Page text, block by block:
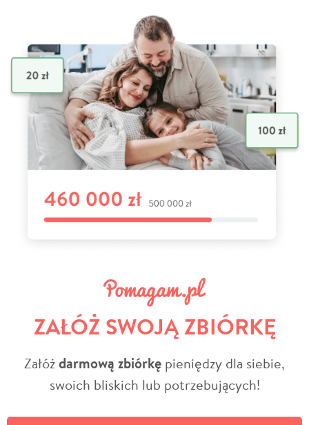
ZAŁÓŻ SWOJĄ ZBIÓRKĘ
Załóżdarmową zbiórkę pieniędzy dla siebie,
swoich bliskich lub potrzebujących!